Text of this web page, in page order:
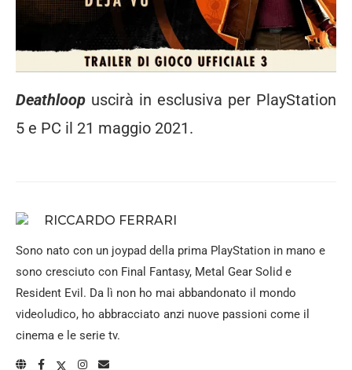
Deathloop uscirà in esclusiva per PlayStation
5 e PC il 21 maggio 2021.
RICCARDO FERRARI
Sono nato con un joypad della prima PlayStation in mano e
sono cresciuto con Final Fantasy, Metal Gear Solid e
Resident Evil. Da lì non ho mai abbandonato il mondo
videoludico, ho abbracciato anzi nuove passioni come il
cinema e le serie tv.